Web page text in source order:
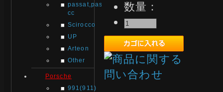
passat,passat
cc
Scirocco
UP
Arteon
Other
Porsche
991(911)
数量：